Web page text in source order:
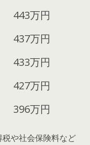
443万円
437万円
433万円
427万円
396万円
や社会保険料など